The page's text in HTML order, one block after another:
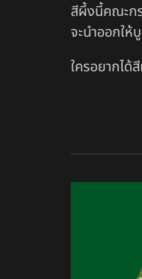
สีผึ้งนี้คณะก
จะนำออกให้
ใครอยากไ